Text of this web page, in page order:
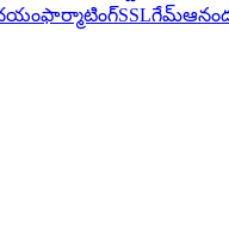
ఫార్మాటింగ్SSLగేమ్